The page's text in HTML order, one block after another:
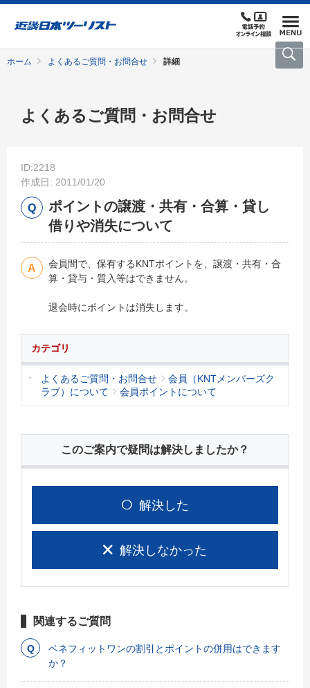
ホーム よくあるご質問・お問合せ 詳細
よくあるご質問・お問合せ
ID:2218
作成日: 2011/01/20
ポイントの譲渡・共有・合算・貸し
借りや消失について
会員間で、保有するKNTポイントを、譲渡・共有・合
算・貸与・質入等はできません。
退会時にポイントは消失します。
カテゴリ
よくあるご質問・お問合せ
会員（KNTメンバーズク
ラブ）について
会員ポイントについて
このご案内で疑問は解決しましたか？
解決した
解決しなかった
関連するご質問
ベネフィットワンの割引とポイントの併用はできます
か？